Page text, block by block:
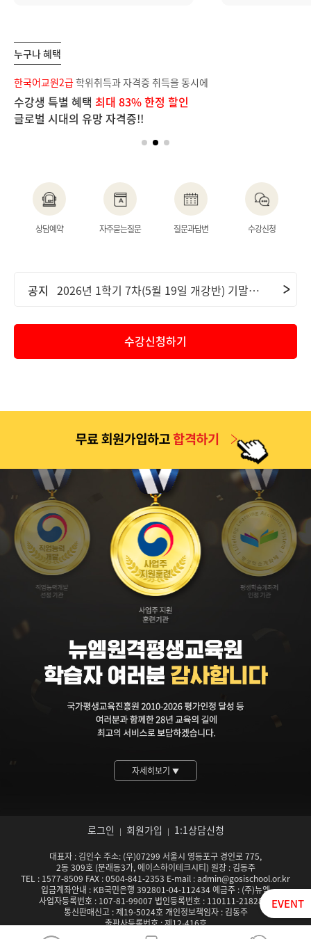
EVENT
누구나 혜택
한국어교원2급학위취득과 자격증 취득을 동시에
수강생 특별 혜택 최대 83% 한정 할인
글로벌 시대의 유망 자격증!!
상담예약 자주묻는질문 질문과답변 수강신청
공지 2026년 2학기 1차(6월 9일 개강반) 중간고사 기간 안내 및 ..
공지 2026년 1학기 7차(5월 19일 개강반) 기말고사 기간 안내 및..
공지 2026년 9월 1일 개강반(2026년 2학기 4차 개강반) 보육교사..
공지 2026년 2학기 1차(6월 9일 개강반) 중간고사 기간 안내 및 ..
수강신청하기
자세히보기 ▼
로그인 | 회원가입 | 1:1상담신청
대표자 : 김인수 주소: (우)07299 서울시 영등포구 경인로 775,
2동 309호 (문래동3가, 에이스하이테크시티) 원장 : 김동주
TEL : 1577-8509 FAX : 0504-841-2353 E-mail : admin@gosischool.or.kr
입금계좌안내 : KB국민은행 392801-04-112434 예금주 : (주)뉴엠
사업자등록번호 : 107-81-99007 법인등록번호 : 110111-2182824
통신판매신고 : 제19-5024호 개인정보책임자 : 김동주
출판사등록번호 : 제12-416호
서울특별시남부교육청 평생교육시설 등록기관 제142호